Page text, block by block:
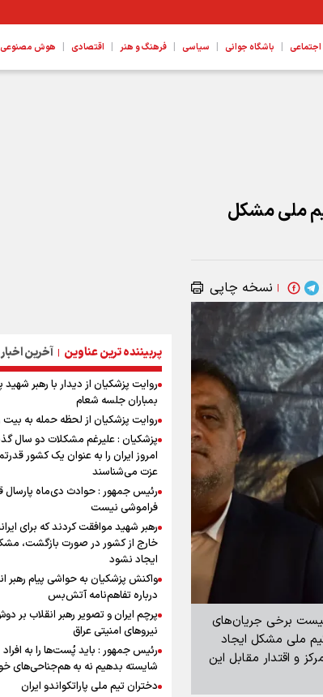
اجتماعی | باشگاه جوانی | سیاسی | فرهنگ و هنر | اقتصادی | هوش مصنوعی،
ملی مشکل
| نسخه چاپی
نیست برخی جریان‌های
ملی مشکل ایجاد
و اقتدار مقابل این
پربیننده ترین عناوین | آخرین اخبار
روایت پزشکیان از دیدار با رهبر
بمباران جلسه شعام
روایت پزشکیان از لحظه حمله به بیت
پزشکیان : علیرغم مشکلات دو سال
امروز ایران را به عنوان یک کشور
عزت می‌شناسند
رئیس جمهور : حوادث دی‌ماه پارسال
فراموشی نیست
رهبر شهید موافقت کردند که برای
خارج از کشور در صورت بازگشت،
ایجاد نشود
واکنش پزشکیان به حواشی پیام رهبر
درباره تفاهم‌نامه آتش‌بس
پرچم ایران و تصویر رهبر انقلاب بر
نیروهای امنیتی عراق
رئیس جمهور : باید پُست‌ها را به افراد
شایسته بدهیم نه به هم‌جناحی‌های
دختران تیم ملی پاراتکواندو ایران